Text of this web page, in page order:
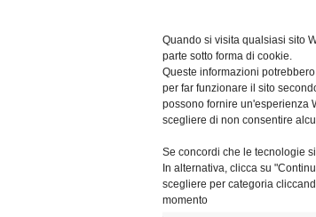
Quando si visita qualsiasi sito
parte sotto forma di cookie.
Queste informazioni
per far funzionare il sito
possono fornire un'esperienza
scegliere di non consentire
Se concordi che le tecnologie
In alternativa, clicca su
scegliere per categoria
momento